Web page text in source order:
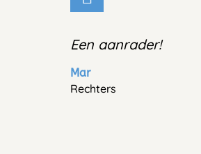
Een aanrader!
Mar
Rechters